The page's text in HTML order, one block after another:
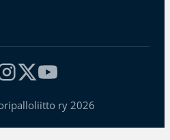
ry 2026